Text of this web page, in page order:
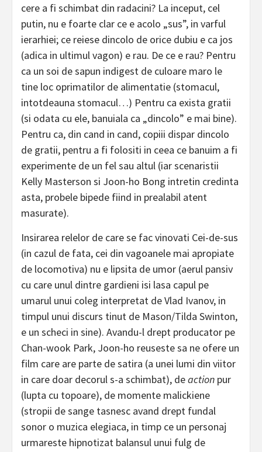
cere a fi schimbat din radacini? La inceput, cel
putin, nu e foarte clar ce e acolo „sus”, in varful
ierarhiei; ce reiese dincolo de orice dubiu e ca jos
(adica in ultimul vagon) e rau. De ce e rau? Pentru
ca un soi de sapun indigest de culoare maro le
tine loc oprimatilor de alimentatie (stomacul,
intotdeauna stomacul…) Pentru ca exista gratii
(si odata cu ele, banuiala ca „dincolo” e mai bine).
Pentru ca, din cand in cand, copiii dispar dincolo
de gratii, pentru a fi folositi in ceea ce banuim a fi
experimente de un fel sau altul (iar scenaristii
Kelly Masterson si Joon-ho Bong intretin credinta
asta, probele bipede fiind in prealabil atent
masurate).
Insirarea relelor de care se fac vinovati Cei-de-sus
(in cazul de fata, cei din vagoanele mai apropiate
de locomotiva) nu e lipsita de umor (aerul pansiv
cu care unul dintre gardieni isi lasa capul pe
umarul unui coleg interpretat de Vlad Ivanov, in
timpul unui discurs tinut de Mason/Tilda Swinton,
e un scheci in sine). Avandu-l drept producator pe
Chan-wook Park, Joon-ho reuseste sa ne ofere un
film care are parte de satira (a unei lumi din viitor
in care doar decorul s-a schimbat), deaction pur
(lupta cu topoare), de momente malickiene
(stropii de sange tasnesc avand drept fundal
sonor o muzica elegiaca, in timp ce un personaj
urmareste hipnotizat balansul unui fulg de